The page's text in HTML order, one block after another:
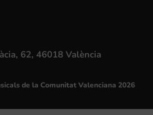
62, 46018 València
de la Comunitat Valenciana 2026